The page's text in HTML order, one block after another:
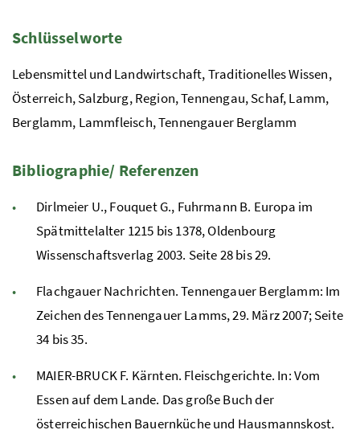
Schlüsselworte
Lebensmittel und Landwirtschaft, Traditionelles Wissen,
Österreich, Salzburg, Region, Tennengau, Schaf, Lamm,
Berglamm, Lammfleisch, Tennengauer Berglamm
Bibliographie/ Referenzen
Dirlmeier U., Fouquet G., Fuhrmann B. Europa im
Spätmittelalter 1215 bis 1378, Oldenbourg
Wissenschaftsverlag 2003. Seite 28 bis 29.
Flachgauer Nachrichten. Tennengauer Berglamm: Im
Zeichen des Tennengauer Lamms, 29. März 2007; Seite
34 bis 35.
MAIER-BRUCK F. Kärnten. Fleischgerichte. In: Vom
Essen auf dem Lande. Das große Buch der
österreichischen Bauernküche und Hausmannskost.